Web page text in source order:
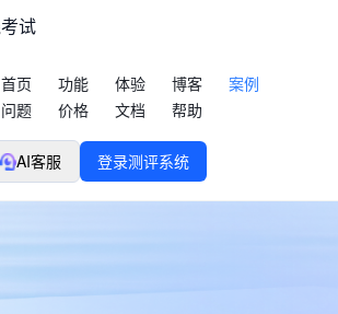
试
首页 功能 体验 博客
案例
问题
价格 文档 帮助
AI客服 登录测评系统